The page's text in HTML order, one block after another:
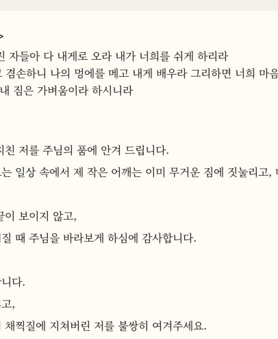
자들아 다 내게로 오라 내가 너희를 쉬게 하리라
겸손하니 나의 멍에를 메고 내게 배우라 그리하면 너희 마
짐은 가벼움이라 하시니라
저를 주님의 품에 안겨 드립니다.
일상 속에서 제 작은 어깨는 이미 무거운 짐에 짓눌리고,
이 보이지 않고,
때 주님을 바라보게 하심에 감사합니다.
다.
,
찍질에 지쳐버린 저를 불쌍히 여겨주세요.